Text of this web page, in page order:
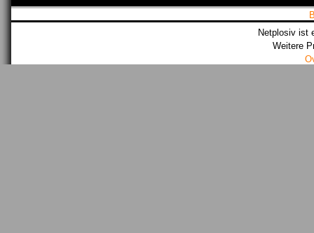
Netplosiv ist
Weitere